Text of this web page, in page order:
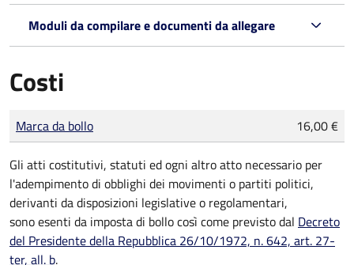
Moduli da compilare e documenti da allegare
Costi
Tipo di pagamento
Importo
Marca da bollo 16,00 €
Gli atti costitutivi, statuti ed ogni altro atto necessario per
l'adempimento di obblighi dei movimenti o partiti politici,
derivanti da disposizioni legislative o regolamentari,
sonoesenti da imposta di bollocosì come previsto dal Decreto
del Presidente della Repubblica 26/10/1972, n. 642, art. 27-
ter, all. b.